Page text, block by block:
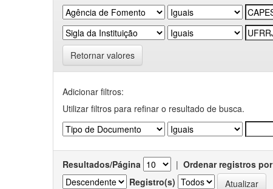
Retornar valores
Adicionar filtros:
Utilizar filtros para refinar o resultado de busca.
Resultados/Página | Ordenar registros por
Registro(s)